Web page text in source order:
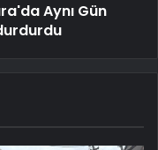
Aynı Gün